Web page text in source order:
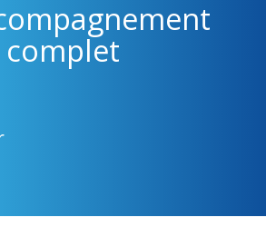
complet